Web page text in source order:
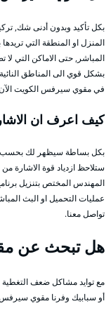
بكل تأكيد وبدون أدنى شك,
المنزل او المنطقة التي
المباشر, حتى الاماكن التي
بشكل قوي الى المناطق
في مقوي سيرفس الكويت
كيف اعرف ان
بكل بساطة سيظهر لك بحسب
ستلاحظ ازدياد قوة الاشارة
المهندس المختص بتنزيل
عمليات التحميل او البث
تواصل معنا.
هل تبحث عن
مع توايد مشاكل ضعف
أو سبابيك وفرنا مقوي